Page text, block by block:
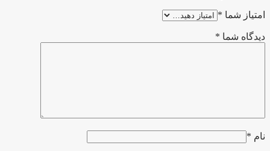
امتیاز شما *
دیدگاه شما *
نام *